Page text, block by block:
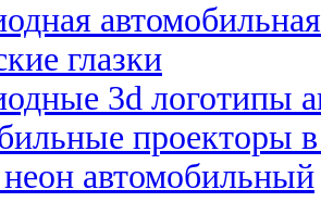
глазки
3d логотипы
проекторы
автомобильный